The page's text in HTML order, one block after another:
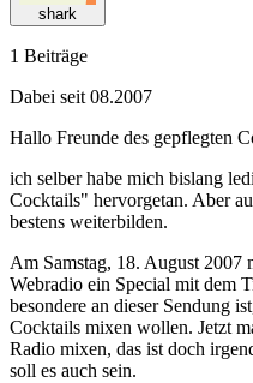
shark
1 Beiträge
Dabei seit 08.2007
Hallo Freunde des gepflegten
ich selber habe mich bislang
Cocktails" hervorgetan. Aber
bestens weiterbilden.
Am Samstag, 18. August
Webradio ein Special mit dem
besondere an dieser Sendung
Cocktails mixen wollen. Jetzt
Radio mixen, das ist doch
soll es auch sein.